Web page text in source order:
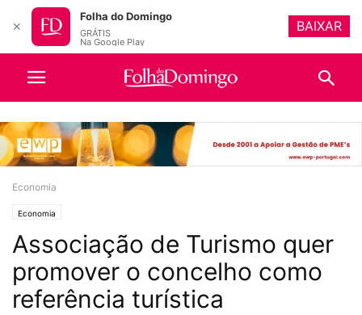
Economia
Economia
Associação de Turismo quer
promover o concelho como
referência turística
✕
Folha do Domingo
GRÁTIS
Na Google Play
BAIXAR